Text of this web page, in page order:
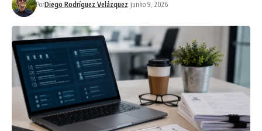
PorDiego Rodríguez Velázquez junho 9, 2026